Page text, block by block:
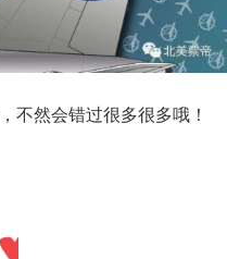
，不然会错过很多很多哦！